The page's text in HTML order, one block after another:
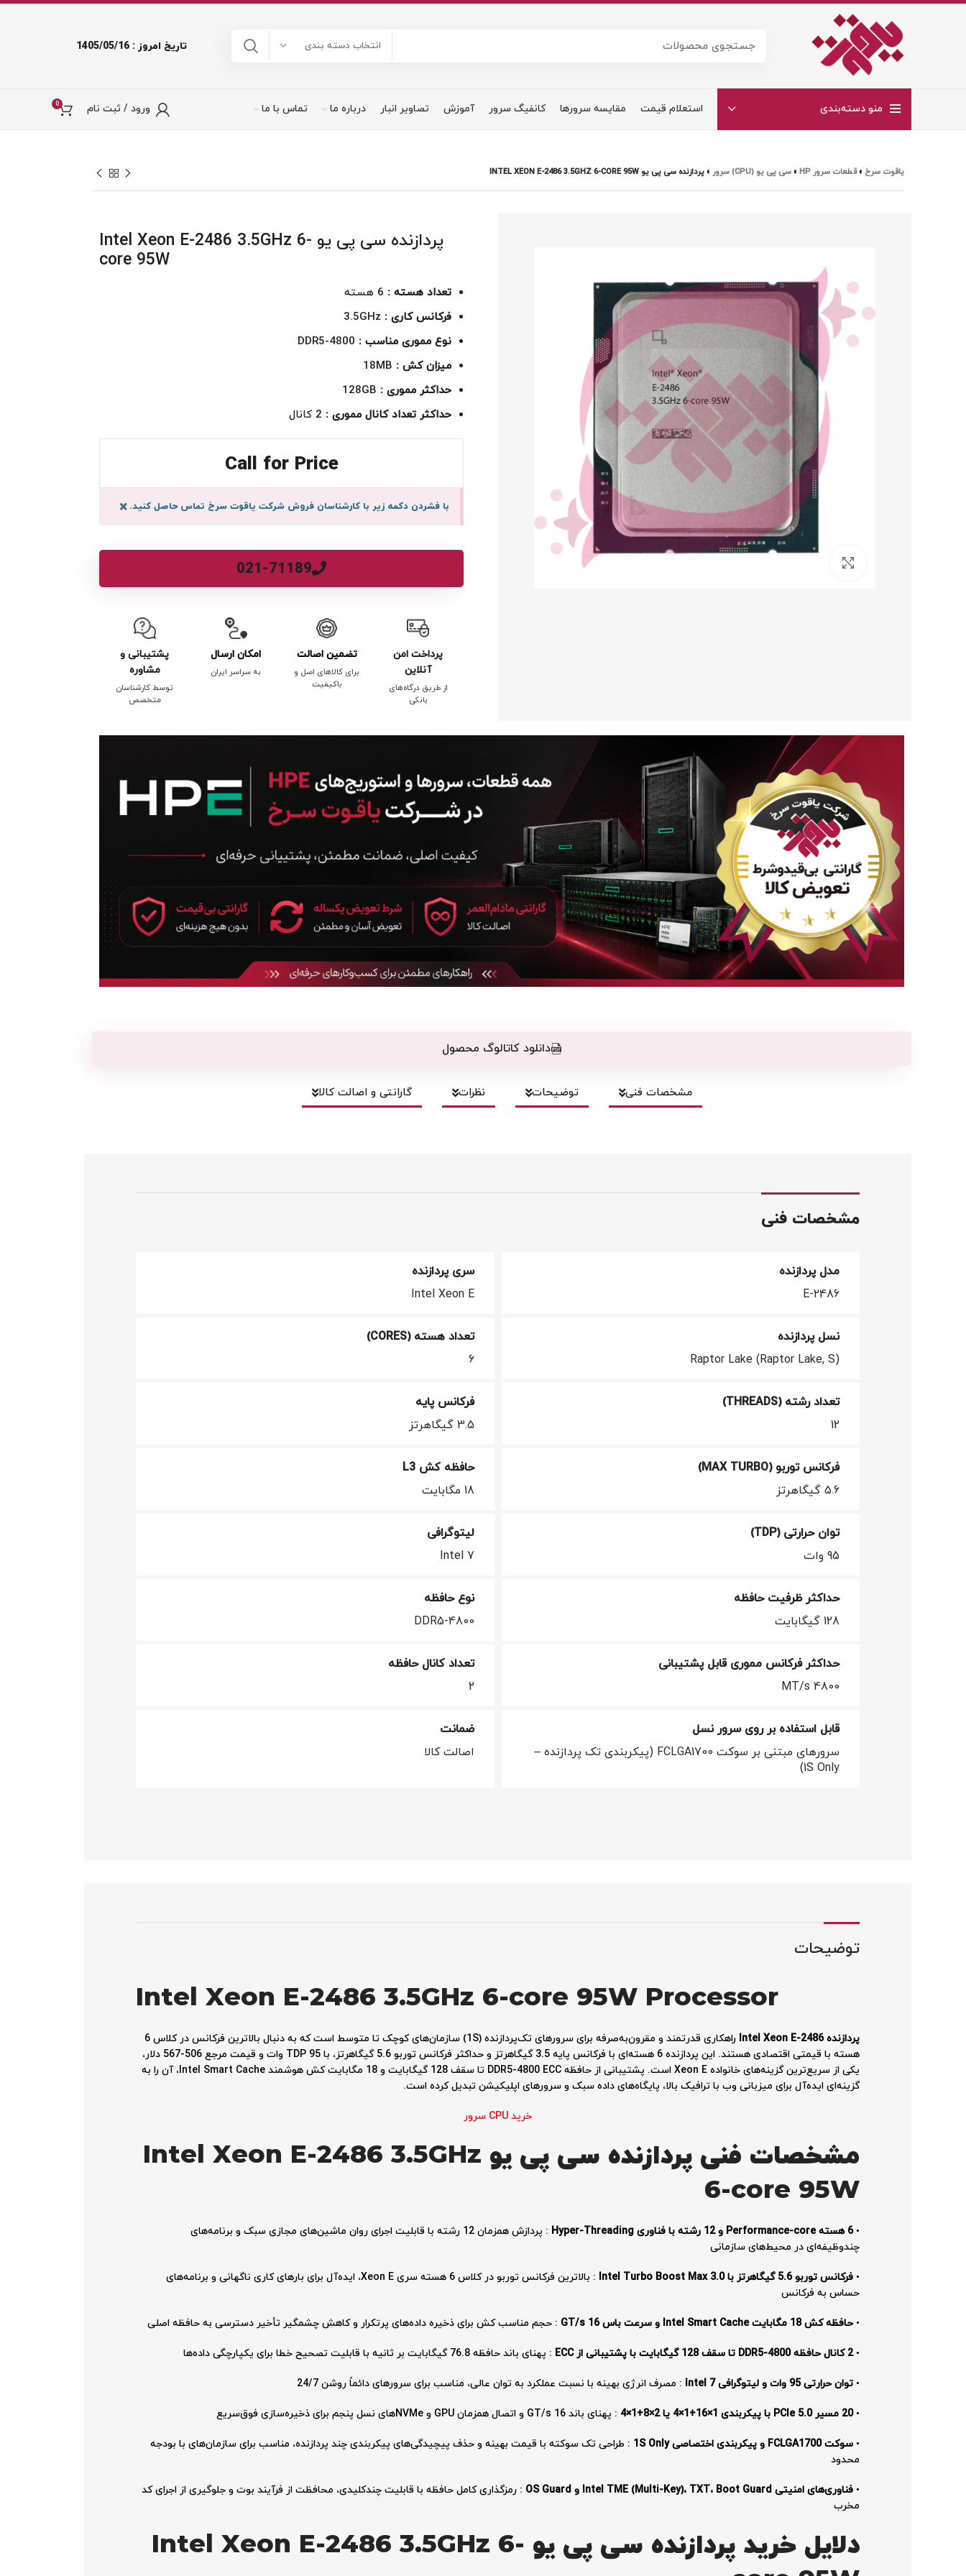
انتخاب دسته بندی تاریخ امروز : 1405/05/16
منو دسته‌بندی استعلام قیمت مقایسه سرورها کانفیگ سرور آموزش تصاویر انبار درباره ما تماس با ما ورود / ثبت نام 0
یاقوت سرخ »قطعات سرور HP »سی پی یو (CPU) سرور »پردازنده سی پی یو INTEL XEON E-2486 3.5GHZ 6-CORE 95W
پردازنده سی پی یو Intel Xeon E-2486 3.5GHz 6-
core 95W
تعداد هسته :
فرکانس کاری :
نوع مموری مناسب :
میزان کش :
حداکثر مموری :
حداکثر تعداد کانال مموری :
Call for Price
با فشردن دکمه زیر با کارشناسان فروش شرکت یاقوت سرخ تماس حاصل کنید.×
021-71189
پرداخت امن
آنلاین
از طریق درگاه‌های
بانکی
تضمین اصالت
برای کالاهای اصل و
باکیفیت
امکان ارسال
به سراسر ایران
پشتیبانی و
مشاوره
توسط کارشناسان
متخصص
دانلود کاتالوگ محصول
مشخصات فنی توضیحات نظرات گارانتی و اصالت کالا
مشخصات فنی
مدل پردازنده
E-2486
سری پردازنده
Intel Xeon E
نسل پردازنده
Raptor Lake (Raptor Lake, S)
تعداد هسته (CORES)
6
تعداد رشته (THREADS)
12
فرکانس پایه
3.5 گیگاهرتز
فرکانس توربو (MAX TURBO)
5.6 گیگاهرتز
حافظه کش L3
18 مگابایت
توان حرارتی (TDP)
95 وات
لیتوگرافی
Intel 7
حداکثر ظرفیت حافظه
128 گیگابایت
نوع حافظه
DDR5-4800
حداکثر فرکانس مموری قابل پشتیبانی
4800 MT/s
تعداد کانال حافظه
2
قابل استفاده بر روی سرور نسل
سرورهای مبتنی بر سوکت FCLGA1700 (پیکربندی تک پردازنده –
1S Only)
ضمانت
اصالت کالا
توضیحات
Intel Xeon E-2486 3.5GHz 6-core 95W Processor
پردازنده Intel Xeon E-2486
راهکاری قدرتمند و مقرون‌به‌صرفه برای سرورهای تک‌پردازنده (1S) سازمان‌های کوچک تا متوسط است که به دنبال بالاترین فرکانس در کلاس 6
هسته با قیمتی اقتصادی هستند. این پردازنده 6 هسته‌ای با فرکانس پایه 3.5 گیگاهرتز و حداکثر فرکانس توربو 5.6 گیگاهرتز، با TDP 95 وات و قیمت مرجع 506-567 دلار،
یکی از سریع‌ترین گزینه‌های خانواده Xeon E است. پشتیبانی از حافظه DDR5-4800 ECC تا سقف 128 گیگابایت و 18 مگابایت کش هوشمند Intel Smart Cache، آن را به
گزینه‌ای ایده‌آل برای میزبانی وب با ترافیک بالا، پایگاه‌های داده سبک و سرورهای اپلیکیشن تبدیل کرده است.
خرید CPU سرور
مشخصات فنی پردازنده سی پی یو Intel Xeon E-2486 3.5GHz
6-core 95W
•6 هسته Performance-core و 12 رشته با فناوری Hyper-Threading
: پردازش همزمان 12 رشته با قابلیت اجرای روان ماشین‌های مجازی سبک و برنامه‌های
چندوظیفه‌ای در محیط‌های سازمانی
• فرکانس توربو 5.6 گیگاهرتز با Intel Turbo Boost Max 3.0
: بالاترین فرکانس توربو در کلاس 6 هسته سری Xeon E، ایده‌آل برای بارهای کاری ناگهانی و برنامه‌های
حساس به فرکانس
•حافظه کش 18 مگابایت Intel Smart Cache و سرعت باس 16 GT/s : حجم مناسب کش برای ذخیره داده‌های پرتکرار و کاهش چشمگیر تأخیر دسترسی به حافظه اصلی
•2 کانال حافظه DDR5-4800 تا سقف 128 گیگابایت با پشتیبانی از ECC : پهنای باند حافظه 76.8 گیگابایت بر ثانیه با قابلیت تصحیح خطا برای یکپارچگی داده‌ها
• توان حرارتی 95 وات و لیتوگرافی Intel 7 : مصرف انرژی بهینه با نسبت عملکرد به توان عالی، مناسب برای سرورهای دائماً روشن 24/7
•20 مسیر PCIe 5.0 با پیکربندی 1×16+1×4 یا 2×8+1×4 : پهنای باند 16 GT/s و اتصال همزمان GPU و NVMeهای نسل پنجم برای ذخیره‌سازی فوق‌سریع
• سوکت FCLGA1700 و پیکربندی اختصاصی 1S Only
: طراحی تک سوکته با قیمت بهینه و حذف پیچیدگی‌های پیکربندی چند پردازنده، مناسب برای سازمان‌های با بودجه
محدود
• فناوری‌های امنیتی Intel TME (Multi-Key)، TXT، Boot Guard و OS Guard
: رمزگذاری کامل حافظه با قابلیت چندکلیدی، محافظت از فرآیند بوت و جلوگیری از اجرای کد
مخرب
دلایل خرید پردازنده سی پی یو Intel Xeon E-2486 3.5GHz 6-